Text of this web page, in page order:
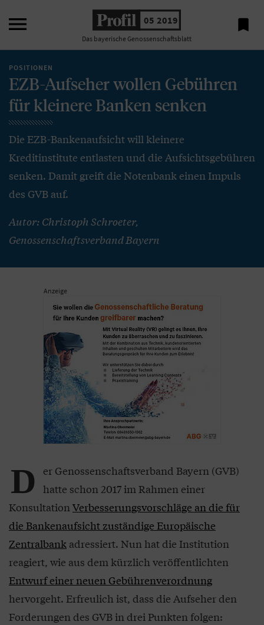
 05 2019
Das bayerische Genossenschaftsblatt

POSITIONEN
EZB-Aufseher wollen Gebühren
für kleinere Banken senken
Die EZB-Bankenaufsicht will kleinere
Kreditinstitute entlasten und die Aufsichtsgebühren
senken. Damit greift die Notenbank einen Impuls
des GVB auf.
Autor: Christoph Schroeter,
Genossenschaftsverband Bayern
Anzeige
D er Genossenschaftsverband Bayern (GVB)
hatte schon 2017 im Rahmen einer
KonsultationVerbesserungsvorschläge an die für
die Bankenaufsicht zuständige Europäische
Zentralbank adressiert. Nun hat die Institution
reagiert, wie aus dem kürzlich veröffentlichten
Entwurf einer neuen Gebührenverordnung
hervorgeht. Erfreulich ist, dass die Aufseher den
Forderungen des GVB in drei Punkten folgen: